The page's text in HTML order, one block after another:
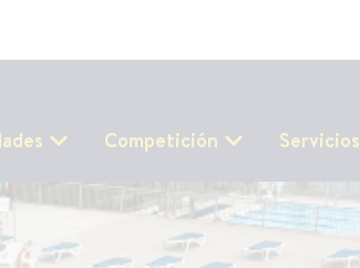
Competición Servicios